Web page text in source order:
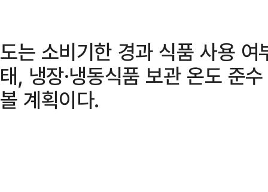
도는 소비기한 경과 식품 사용
태, 냉장·냉동식품 보관 온도 준
볼 계획이다.